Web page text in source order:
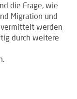
die Frage, wie
Migration und
werden
durch weitere